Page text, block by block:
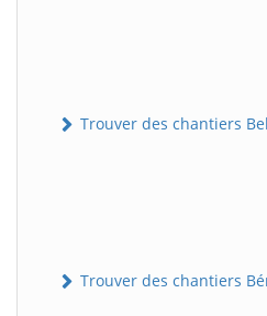
Trouver des chantiers
Trouver des chantiers